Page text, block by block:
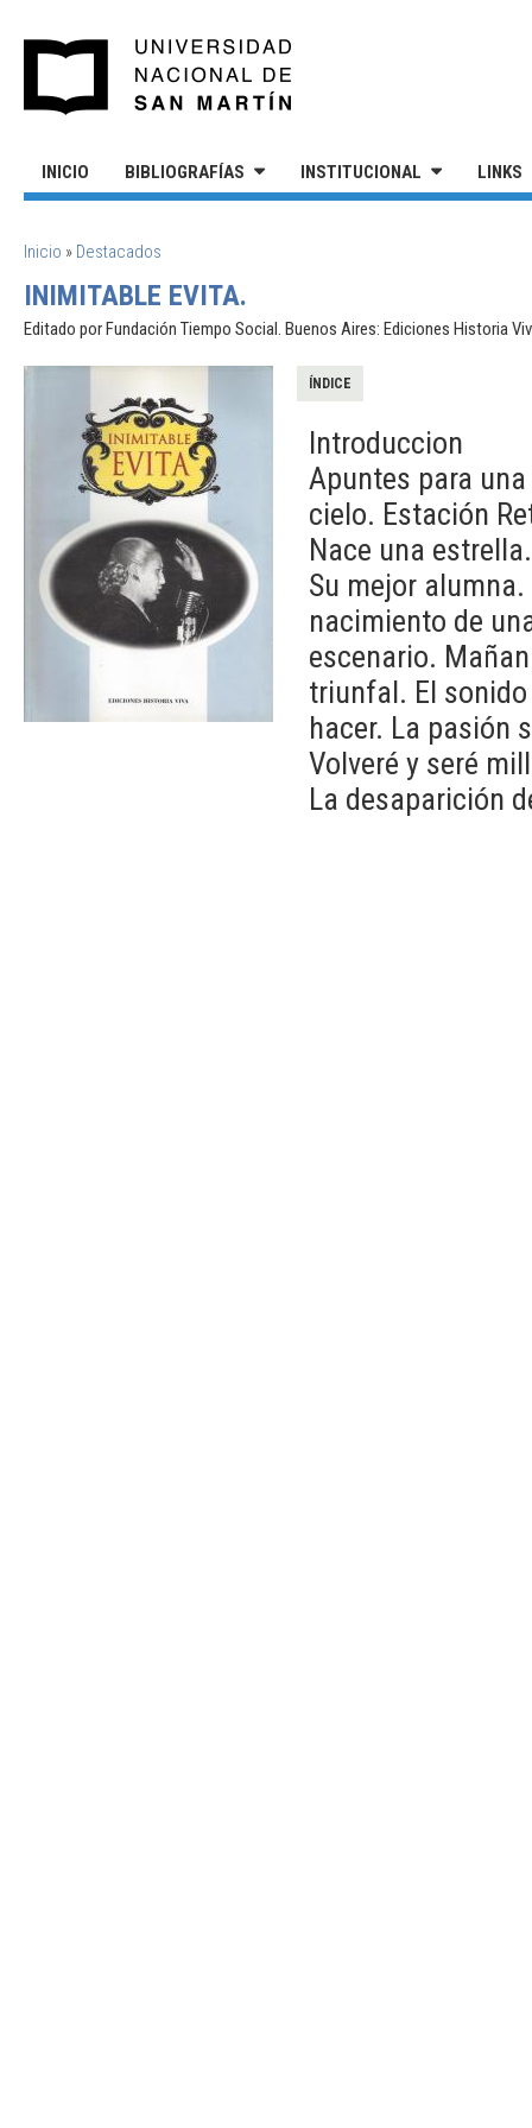
INICIO BIBLIOGRAFÍAS INSTITUCIONAL LINKS
SE ENCUENTRA USTED AQUÍ
Inicio » Destacados
INIMITABLE EVITA.
Editado por Fundación Tiempo Social. Buenos Aires: Ediciones Historia
ÍNDICE
Introduccion
Apuntes para
cielo. Estación
Nace una
Su mejor
nacimiento de
escenario.
triunfal. El
hacer. La pasión
Volveré y seré
La desaparición